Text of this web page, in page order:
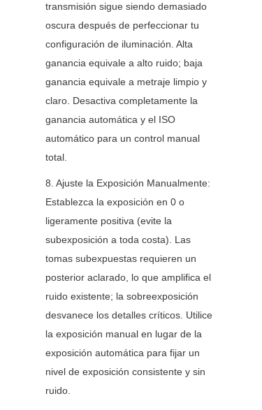
transmisión sigue siendo demasiado
oscura después de perfeccionar tu
configuración de iluminación. Alta
ganancia equivale a alto ruido; baja
ganancia equivale a metraje limpio y
claro. Desactiva completamente la
ganancia automática y el ISO
automático para un control manual
total.
8. Ajuste la Exposición Manualmente:
Establezca la exposición en 0 o
ligeramente positiva (evite la
subexposición a toda costa). Las
tomas subexpuestas requieren un
posterior aclarado, lo que amplifica el
ruido existente; la sobreexposición
desvanece los detalles críticos. Utilice
la exposición manual en lugar de la
exposición automática para fijar un
nivel de exposición consistente y sin
ruido.